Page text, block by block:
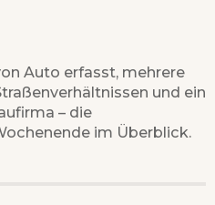
Auto erfasst, mehrere
und ein
– die
im Überblick.